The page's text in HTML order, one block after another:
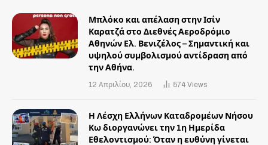
Μπλόκο και απέλαση στην Ισίν
Καρατζά στο Διεθνές Αεροδρόμιο
Αθηνών Ελ. Βενιζέλος – Σημαντική και
υψηλού συμβολισμού αντίδραση από
την Αθήνα.
12 Απριλίου, 2026 574 Views
Η Λέσχη Ελλήνων Καταδρομέων Νήσου
Κω διοργανώνει την 1η Ημερίδα
Εθελοντισμού: Όταν η ευθύνη γίνεται